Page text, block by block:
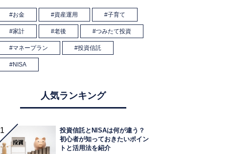
お金 資産運用 子育て
家計 老後 つみたて投資
マネープラン 投資信託
NISA
人気ランキング
投資信託とNISAは何が違う？
初心者が知っておきたいポイン
トと活用法を紹介